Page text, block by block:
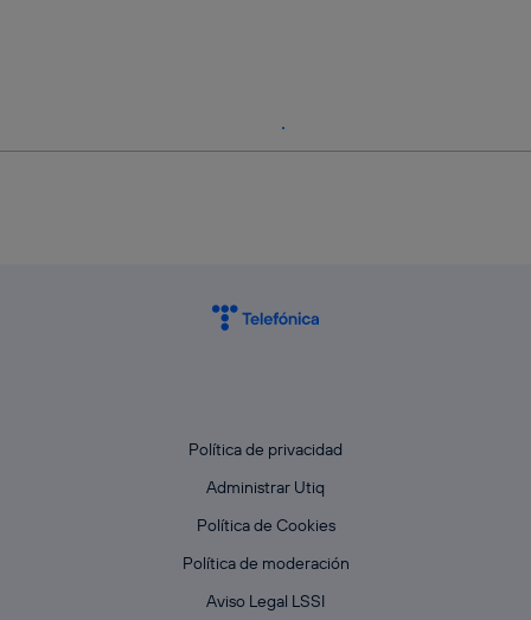
Política de privacidad
Administrar Utiq
Política de Cookies
Política de moderación
Aviso Legal LSSI